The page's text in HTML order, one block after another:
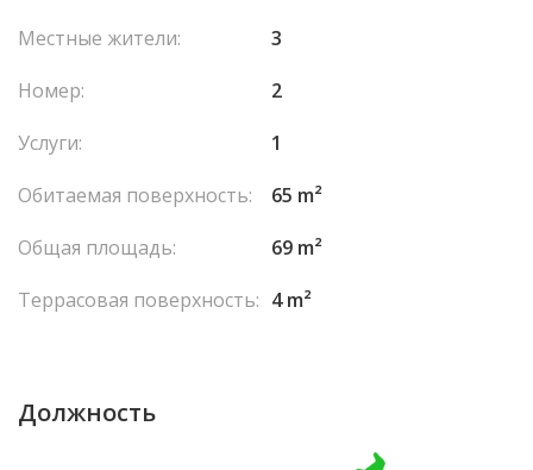
Местные жители:
3
Номер:
2
Услуги:
1
Обитаемая поверхность:
65 m²
Общая площадь:
69 m²
Террасовая поверхность: 4 m²
Должность